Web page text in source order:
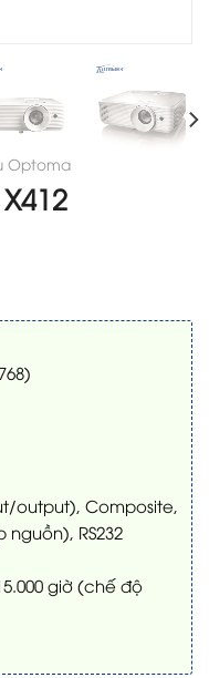
Optoma
output), Composite,
RS232
giờ (chế độ